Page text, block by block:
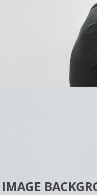
IMAGE